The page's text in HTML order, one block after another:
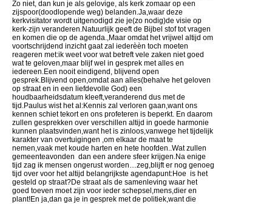
Zo niet, dan kun je als gelovige, als kerk zomaar op een
zijspoor(doodlopende weg) belanden.Ja,waar deze
kerkvisitator wordt uitgenodigd zie je(zo nodig)de visie op
kerk-zijn veranderen.Natuurlijk geeft de Bijbel stof tot vragen
en komen die op de agenda.,Maar omdat het vrijwel altijd om
voortschrijdend inzicht gaat zal iederèèn toch moeten
reageren met:ik weet voor wat betreft vele zaken niet goed
wat te geloven,maar blijf wel in gesprek met alles en
iedereen.Een nooit eindigend, blijvend open
gesprek.Blijvend open,omdat aan alles(behalve het geloven
op straat en in een liefdevolle God) een
houdbaarheidsdatum kleeft,veranderend dus met de
tijd.Paulus wist het al:Kennis zal verloren gaan,want ons
kennen schiet tekort en ons profeteren is beperkt. En daarom
zullen gesprekken over verschillen altijd in goede harmonie
kunnen plaatsvinden,want het is zinloos,vanwege het tijdelijk
karakter van overtuigingen ,om elkaar de maat te
nemen,vaak met koude harten en hete hoofden..Wat zullen
gemeenteavonden dan een andere sfeer krijgen.Na enige
tijd zag ik mensen ongerust worden…zeg,blijft er nog genoeg
tijd over voor het altijd belangrijkste agendapunt:Hoe is het
gesteld op straat?De straat als de samenleving waar het
goed toeven moet zijn voor ieder schepsel,mens,dier en
plant!En ja,dan ga je in gesprek met de politiek,want die